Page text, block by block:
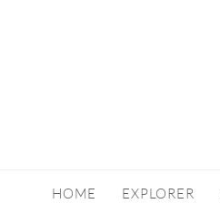
HOME EXPLORER